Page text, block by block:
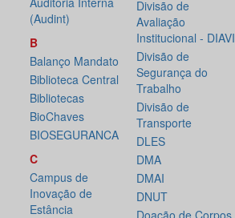
(Audint)
B
Balanço Mandato
Biblioteca Central
Bibliotecas
BioChaves
BIOSEGURANCA
C
Campus de
Inovação de
Estância
Divisão de
Avaliação
Institucional - DIAVI
Divisão de
Segurança do
Trabalho
Divisão de
Transporte
DLES
DMA
DMAI
DNUT